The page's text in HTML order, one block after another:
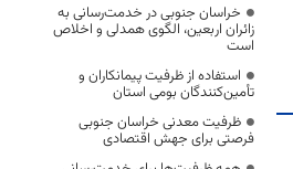
خراسان جنوبی در خدمت‌رسانی به
زائران اربعین، الگوی همدلی و اخلاص
است
استفاده از ظرفیت پیمانکاران و
تأمین‌کنندگان بومی استان
ظرفیت معدنی خراسان جنوبی
فرصتی برای جهش اقتصادی